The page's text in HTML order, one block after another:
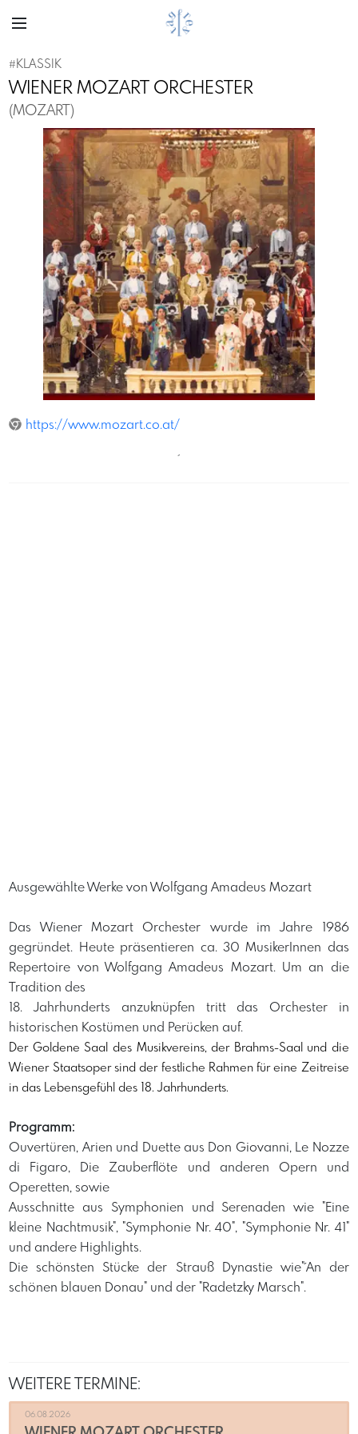
#KLASSIK
WIENER MOZART ORCHESTER
(MOZART)
Previous Next
https://www.mozart.co.at/
´
Ausgewählte Werke von Wolfgang Amadeus Mozart
Das Wiener Mozart Orchester wurde im Jahre 1986
gegründet. Heute präsentieren ca. 30 MusikerInnen das
Repertoire von Wolfgang Amadeus Mozart. Um an die
Tradition des
18. Jahrhunderts anzuknüpfen tritt das Orchester in
historischen Kostümen und Perücken auf.
Der Goldene Saal des Musikvereins, der Brahms-Saal und die
Wiener Staatsoper sind der festliche Rahmen für eine Zeitreise
in das Lebensgefühl des 18. Jahrhunderts.
Programm:
Ouvertüren, Arien und Duette aus Don Giovanni, Le Nozze
di Figaro, Die Zauberflöte und anderen Opern und
Operetten, sowie
Ausschnitte aus Symphonien und Serenaden wie "Eine
kleine Nachtmusik", "Symphonie Nr. 40", "Symphonie Nr. 41"
und andere Highlights.
Die schönsten Stücke der Strauß Dynastie wie"´An der
schönen blauen Donau" und der "Radetzky Marsch".
WEITERE TERMINE:
06.08.2026